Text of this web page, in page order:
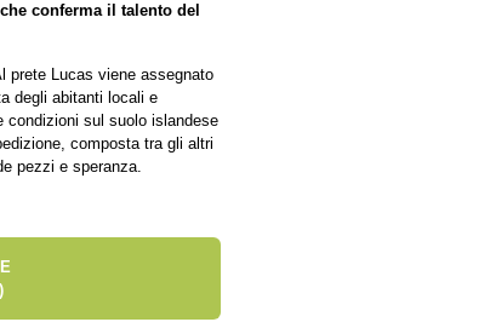
conferma il talento del
prete Lucas viene assegnato
degli abitanti locali e
condizioni sul suolo islandese
composta tra gli altri
pezzi e speranza.